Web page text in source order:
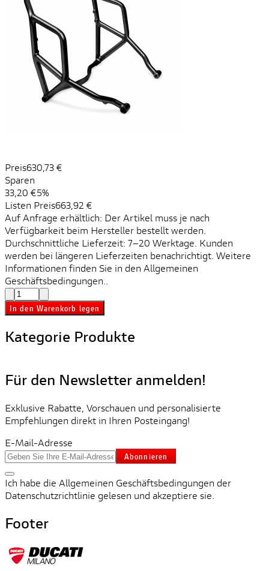
Preis630,73 €
Sparen
33,20 €5%
Listen Preis663,92 €
Auf Anfrage erhältlich: Der Artikel muss je nach
Verfügbarkeit beim Hersteller bestellt werden.
Durchschnittliche Lieferzeit: 7–20 Werktage. Kunden
werden bei längeren Lieferzeiten benachrichtigt. Weitere
Informationen finden Sie in den Allgemeinen
Geschäftsbedingungen..
In den Warenkorb legen
Kategorie Produkte
Für den Newsletter anmelden!
Exklusive Rabatte, Vorschauen und personalisierte
Empfehlungen direkt in Ihren Posteingang!
E-Mail-Adresse
Abonnieren
Ich habe die Allgemeinen Geschäftsbedingungen der
Datenschutzrichtlinie gelesen und akzeptiere sie.
Footer